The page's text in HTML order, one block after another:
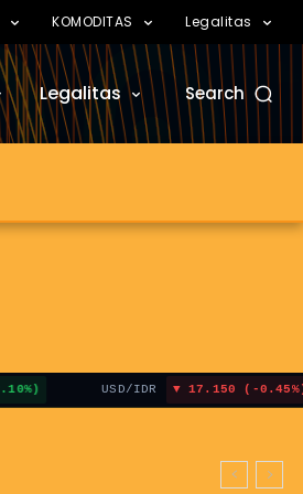
KOMODITAS Legalitas
Legalitas Search
USD/IDR 17.150 (-0.45%)